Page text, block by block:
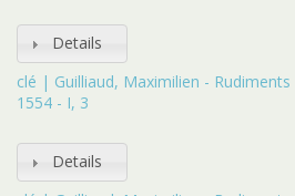
Details
clé | Guilliaud, Maximilien -
1554 - I, 3
Details